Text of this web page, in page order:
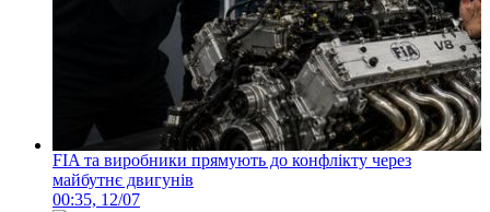
FIA та виробники прямують до конфлікту через
майбутнє двигунів
00:35, 12/07